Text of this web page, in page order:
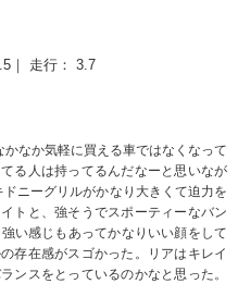
走行： 3.7
なか気軽に買える車ではなくなって
る人は持ってるんだなーと思いなが
ニーグリルがかなり大きくて迫力を
トと、強そうでスポーティーなバン
い感じもあってかなりいい顔をして
存在感がスゴかった。リアはキレイ
ンスをとっているのかなと思った。